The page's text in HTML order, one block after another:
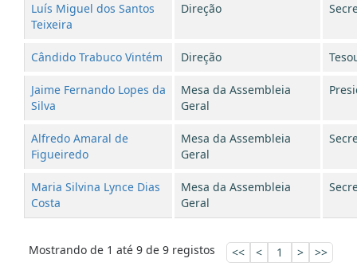
Luís Miguel dos Santos
Teixeira
Direção
Cândido Trabuco Vintém Direção
Jaime Fernando Lopes da
Silva
Mesa da Assembleia
Geral
Alfredo Amaral de
Figueiredo
Mesa da Assembleia
Geral
Maria Silvina Lynce Dias
Costa
Mesa da Assembleia
Geral
Mostrando de 1 até 9 de 9 registos << < 1 > >>